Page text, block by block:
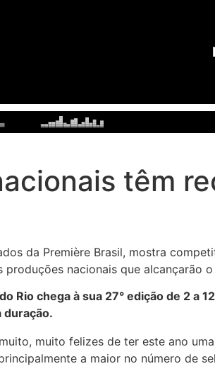
têm
da Première Brasil, mostra
produções nacionais que alcançarão
Rio chega à sua 27° edição de 2
duração.
muito felizes de ter este ano
a maior no número de